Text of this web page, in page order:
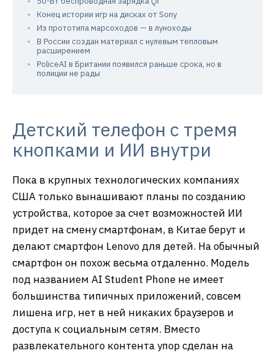
Конец истории игр на дисках от Sony
Из прототипа марсоходов — в луноходы
В России создан материал с нулевым тепловым
расширением
PoliceAI в Британии появился раньше срока, но в
полиции не рады
Детский телефон с тремя
кнопками и ИИ внутри
Пока в крупных технологических компаниях
США только вынашивают планы по созданию
устройства, которое за счет возможностей ИИ
придет на смену смартфонам, в Китае берут и
делают смартфон Lenovo для детей. На обычный
смартфон он похож весьма отдаленно. Модель
под названием AI Student Phone не имеет
большинства типичных приложений, совсем
лишена игр, нет в ней никаких браузеров и
доступа к социальным сетям. Вместо
развлекательного контента упор сделан на